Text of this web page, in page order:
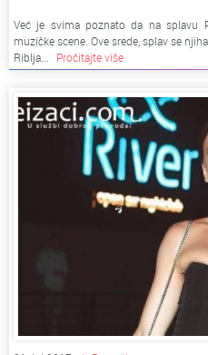
Već je svima poznato da na splavu
muzičke scene. Ove srede, splav se
Riblja...
Pročitajte više